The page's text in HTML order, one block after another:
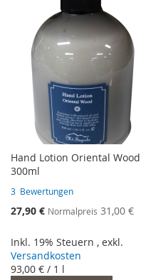
Hand Lotion Oriental Wood
300ml
3 Bewertungen
Sonderangebot
27,90 € Normalpreis 31,00 €
Inkl. 19% Steuern , exkl.
Versandkosten
93,00 € / 1 l